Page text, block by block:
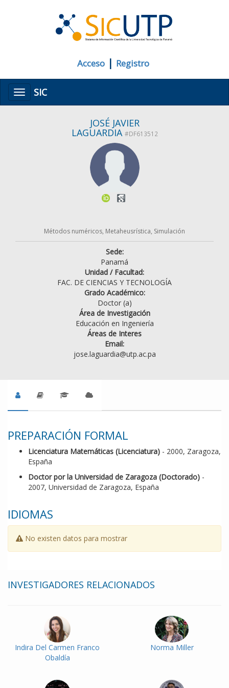
Acceso | Registro
MenúSIC
JOSÉ JAVIER
LAGUARDIA #DF613512
Métodos numéricos, Metaheusrística, Simulación
Sede:
Panamá
Unidad / Facultad:
FAC. DE CIENCIAS Y TECNOLOGÍA
Grado Académico:
Doctor (a)
Área de Investigación
Educación en Ingeniería
Áreas de Interes
Email:
jose.laguardia@utp.ac.pa
PREPARACIÓN FORMAL
Licenciatura Matemáticas (Licenciatura) - 2000, Zaragoza,
España
Doctor por la Universidad de Zaragoza (Doctorado) -
2007, Universidad de Zaragoza, España
IDIOMAS
No existen datos para mostrar
INVESTIGADORES RELACIONADOS
Indira Del Carmen Franco
Obaldía
Norma Miller